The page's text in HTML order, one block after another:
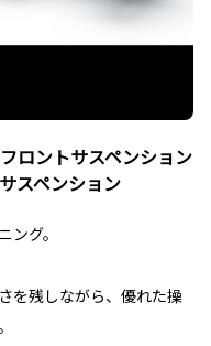
ロントサスペンション
スペンション
グ。
を残しながら、優れた操